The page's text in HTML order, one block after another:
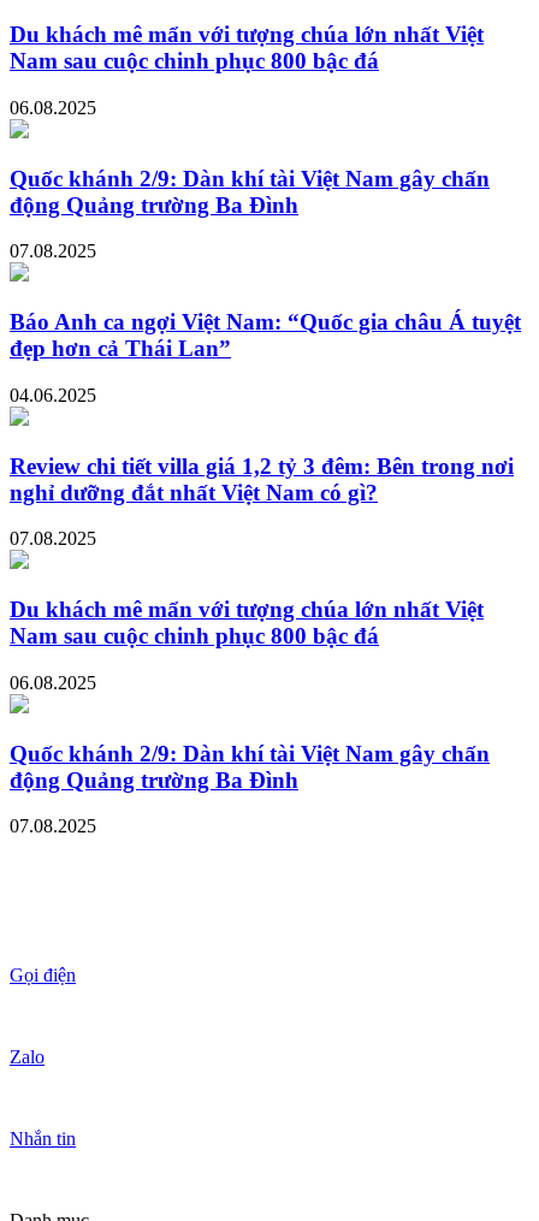
Du khách mê mẩn với tượng chúa lớn nhất Việt
Nam sau cuộc chinh phục 800 bậc đá
06.08.2025
Quốc khánh 2/9: Dàn khí tài Việt Nam gây chấn
động Quảng trường Ba Đình
07.08.2025
Báo Anh ca ngợi Việt Nam: “Quốc gia châu Á tuyệt
đẹp hơn cả Thái Lan”
04.06.2025
Review chi tiết villa giá 1,2 tỷ 3 đêm: Bên trong nơi
nghỉ dưỡng đắt nhất Việt Nam có gì?
07.08.2025
Du khách mê mẩn với tượng chúa lớn nhất Việt
Nam sau cuộc chinh phục 800 bậc đá
06.08.2025
Quốc khánh 2/9: Dàn khí tài Việt Nam gây chấn
động Quảng trường Ba Đình
07.08.2025
Gọi điện
Zalo
Nhắn tin